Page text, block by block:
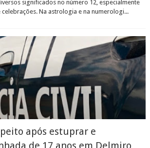
significados no número 12, especialmente
Na astrologia e na numerologi...
após estuprar e
de 17 anos em Delmiro